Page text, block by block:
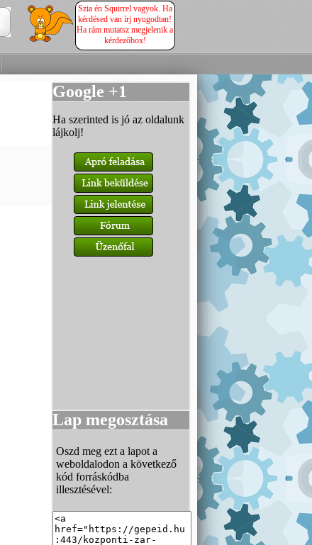
Szia én Squirrel vagyok. Ha
kérdésed van írj nyugodtan!
Ha rám mutatsz megjelenik a
kérdezőbox!
Google +1
Ha szerinted is jó az oldalunk
lájkolj!
Lap megosztása
Oszd meg ezt a lapot a
weboldalodon a következő
kód forráskódba
illesztésével: